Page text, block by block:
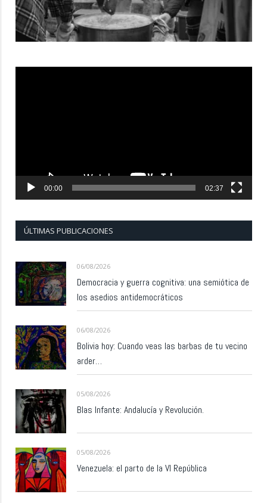
00:00 02:37
ÚLTIMAS PUBLICACIONES
06/08/2026
Democracia y guerra cognitiva: una semiótica de
los asedios antidemocráticos
06/08/2026
Bolivia hoy: Cuando veas las barbas de tu vecino
arder…
05/08/2026
Blas Infante: Andalucía y Revolución.
05/08/2026
Venezuela: el parto de la VI República